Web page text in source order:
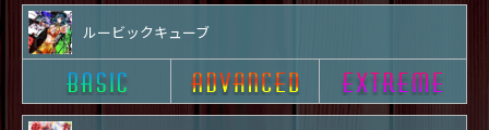
ルービックキューブ